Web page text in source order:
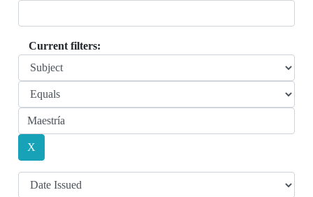
Current filters: